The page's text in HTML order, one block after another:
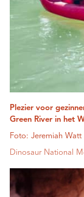
Plezier voor
Green River in het
Foto: Jeremiah Watt
Dinosaur National